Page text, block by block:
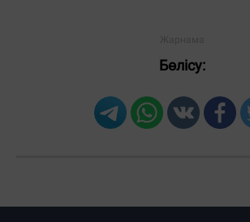
Бөлісу: